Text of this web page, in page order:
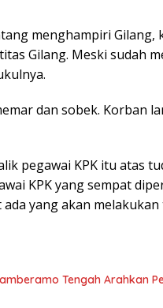
menghampiri Gilang,
Gilang. Meski sudah
dan sobek. Korban
pegawai KPK itu atas
KPK yang sempat
yang akan melakukan
Tengah Arahkan